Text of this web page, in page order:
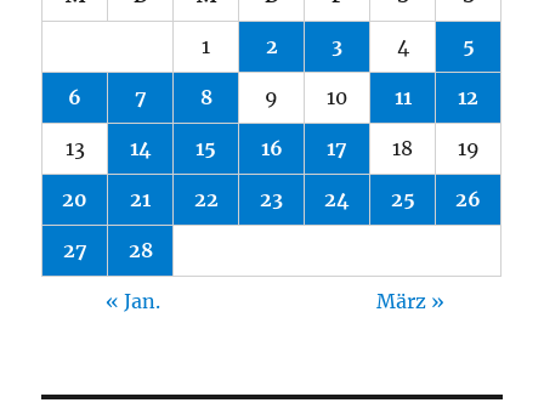
1 2 3 4 5
6 7 8 9 10 11 12
13 14 15 16 17 18 19
20 21 22 23 24 25 26
27 28
« Jan. März »